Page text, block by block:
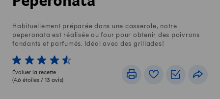
Habituellement préparée dans une casserole, notre
peperonata est réalisée au four pour obtenir des poivrons
fondants et parfumés. Idéal avec des grillades!
1 von 5 étoiles
2 von 5 étoiles
3 von 5 étoiles
4 von 5 étoiles
5 von 5 étoiles
Évaluer la recette
(4.6 étoiles / 13 avis)
ImprimerLivre de recettes
Listes de